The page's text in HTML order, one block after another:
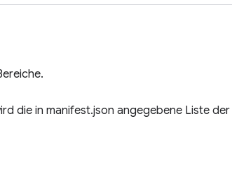
die in manifest.json angegebene Liste